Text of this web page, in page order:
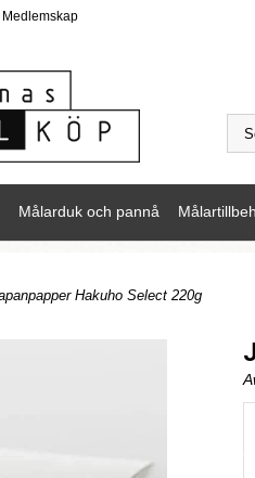
Medlemskap
Målarduk och pannå
Hakuho Select 220g